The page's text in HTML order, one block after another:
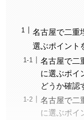
名古屋で二重
選ぶポイント
名古屋で二
に選ぶポイ
どうか確認
名古屋で二
に選ぶポイ